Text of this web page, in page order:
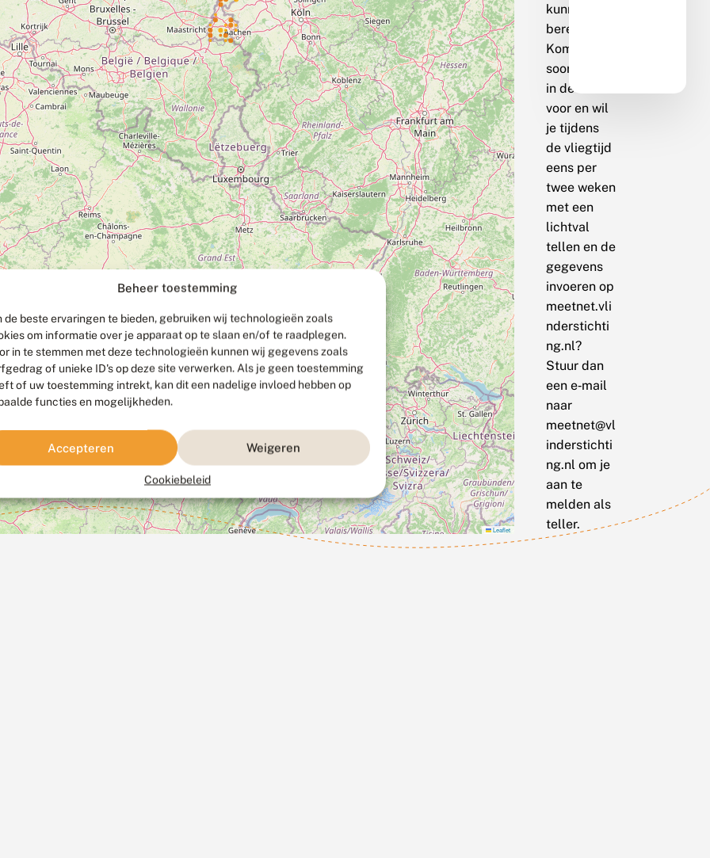
Beheer toestemming
de beste ervaringen te bieden, gebruiken wij technologieën zoals
om informatie over je apparaat op te slaan en/of te raadplegen.
in te stemmen met deze technologieën kunnen wij gegevens zoals
of unieke ID's op deze site verwerken. Als je geen toestemming
of uw toestemming intrekt, kan dit een nadelige invloed hebben op
functies en mogelijkheden.
Accepteren Weigeren
Cookiebeleid
Leaflet
kunnen
berekenen.
Komt de
soort bij jou
in de buurt
voor en wil
je tijdens
de vliegtijd
eens per
twee weken
met een
lichtval
tellen en de
gegevens
invoeren op
meetnet.vli
nderstichti
ng.nl?
Stuur dan
een e‑mail
naar
meetnet@vl
inderstichti
ng.nl om je
aan te
melden als
teller.